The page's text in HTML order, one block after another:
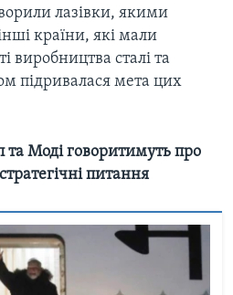
лазівки, якими
країни, які мали
виробництва сталі та
підривалася мета цих
та Моді говоритимуть про
питання